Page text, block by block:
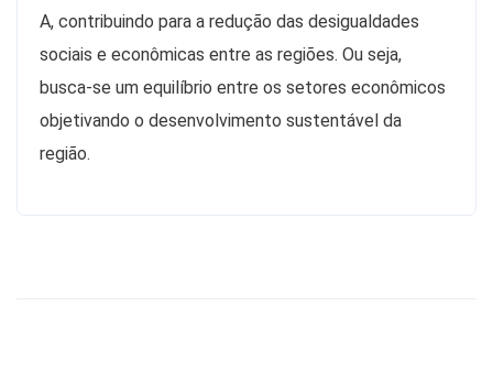
A, contribuindo para a redução das desigualdades
sociais e econômicas entre as regiões. Ou seja,
busca-se um equilíbrio entre os setores econômicos
objetivando o desenvolvimento sustentável da
região.